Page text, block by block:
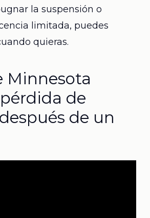
la suspensión o
limitada, puedes
quieras.
Minnesota
de
de un